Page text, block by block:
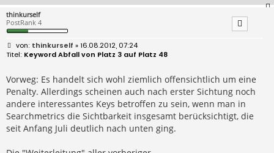
thinkurself
PostRank 4
B
e
r
a
g
thinkurself » 16.08.2012, 07:24
Keyword Abfall von Platz 3 auf Platz 48
Vorweg: Es handelt sich wohl ziemlich offensichtlich um eine
Penalty. Allerdings scheinen auch nach erster Sichtung noch
andere interessantes Keys betroffen zu sein, wenn man in
Searchmetrics die Sichtbarkeit insgesamt berücksichtigt, die
seit Anfang Juli deutlich nach unten ging.